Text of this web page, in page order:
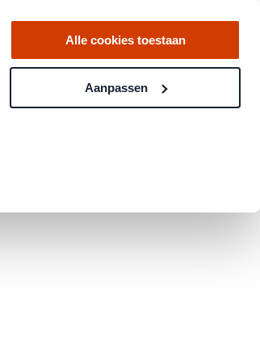
Alle cookies toestaan
Aanpassen